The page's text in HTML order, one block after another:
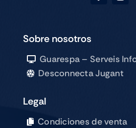
Sobre nosotros
Guarespa – Serveis
Desconnecta Jugant
Legal
Condiciones de venta